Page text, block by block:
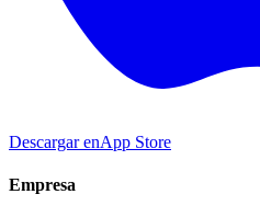
Descargar enApp Store
Empresa